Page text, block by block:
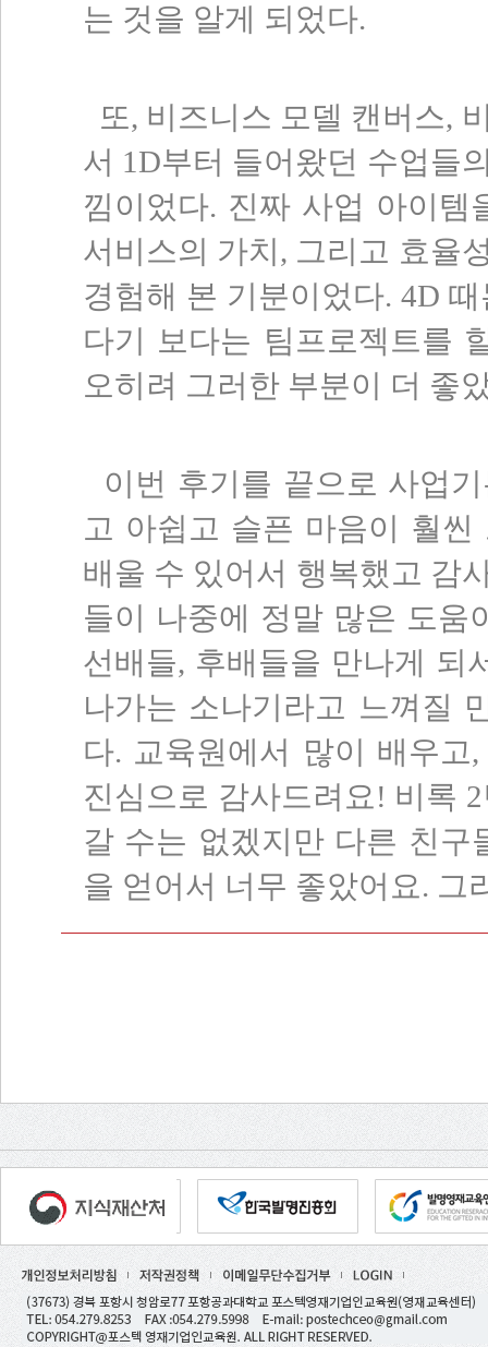
는 것을 알게 되었다.
또, 비즈니스 모델 캔버스,
서 1D부터 들어왔던 수업들
낌이었다. 진짜 사업 아이
서비스의 가치, 그리고 효율
경험해 본 기분이었다. 4D
다기 보다는 팀프로젝트를
오히려 그러한 부분이 더 좋
이번 후기를 끝으로 사업
고 아쉽고 슬픈 마음이 훨
배울 수 있어서 행복했고 감
들이 나중에 정말 많은 도움
선배들, 후배들을 만나게 되
나가는 소나기라고 느껴질
다. 교육원에서 많이 배우
진심으로 감사드려요! 비록
갈 수는 없겠지만 다른 친
을 얻어서 너무 좋았어요. 그